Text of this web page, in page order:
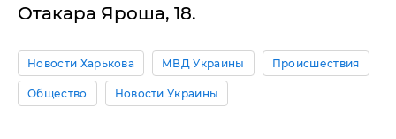
Отакара Яроша, 18.
Новости Харькова МВД Украины Происшествия
Общество Новости Украины